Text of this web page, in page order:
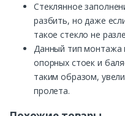
Стеклянное
разбить, но даже
такое стекло не
Данный тип монтажа
опорных стоек и
таким образом,
пролета.